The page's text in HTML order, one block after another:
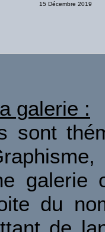
15 Décembre 2019
galerie :
sont
galerie
du